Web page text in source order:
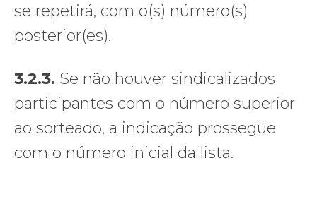
se repetirá, com o(s) número(s)
posterior(es).
3.2.3. Se não houver sindicalizados
participantes com o número superior
ao sorteado, a indicação prossegue
com o número inicial da lista.